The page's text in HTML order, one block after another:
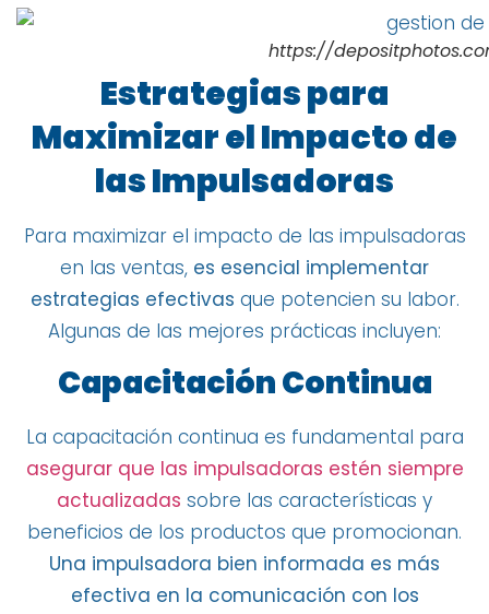
https://
Estrategias para
Maximizar el Impacto de
las Impulsadoras
Para maximizar el impacto de las impulsadoras
en las ventas, es esencial implementar
estrategias efectivas que potencien su labor.
Algunas de las mejores prácticas incluyen:
Capacitación Continua
La capacitación continua es fundamental para
asegurar que las impulsadoras estén siempre
actualizadas sobre las características y
beneficios de los productos que promocionan.
Una impulsadora bien informada es más
efectiva en la comunicación con los